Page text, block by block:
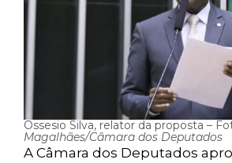
Ossesio Silva, relator da proposta –
Magalhães/Câmara dos Deputados
A Câmara dos Deputados